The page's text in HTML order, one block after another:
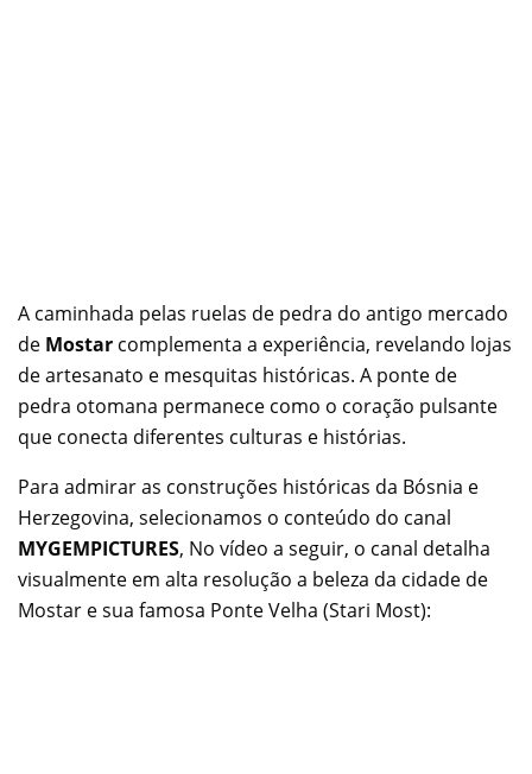
A caminhada pelas ruelas de pedra do antigo mercado
de Mostar complementa a experiência, revelando lojas
de artesanato e mesquitas históricas. A ponte de
pedra otomana permanece como o coração pulsante
que conecta diferentes culturas e histórias.
Para admirar as construções históricas da Bósnia e
Herzegovina, selecionamos o conteúdo do canal
MYGEMPICTURES, No vídeo a seguir, o canal detalha
visualmente em alta resolução a beleza da cidade de
Mostar e sua famosa Ponte Velha (Stari Most):